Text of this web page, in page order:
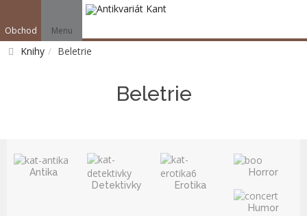
Obchod Menu
Knihy Beletrie
Beletrie
Antika
Detektivky
Erotika
Horror
Humor